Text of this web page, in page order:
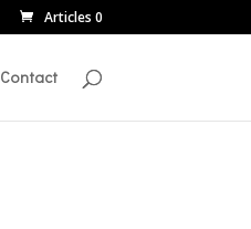
Articles 0
Contact